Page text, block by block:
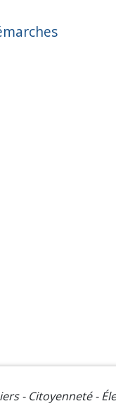
- Citoyenneté -